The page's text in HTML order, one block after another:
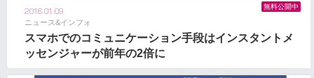
2016.01.09
ニュース&インフォ
スマホでのコミュニケーション手段はインスタントメ
ッセンジャーが前年の2倍に
無料公開中